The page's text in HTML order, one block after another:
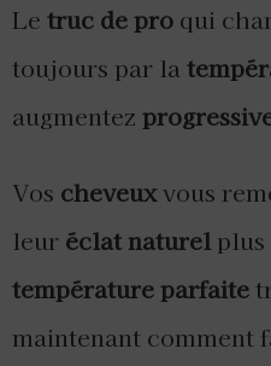
Le truc de pro qui
toujours par la
augmentez
Vos cheveuxvous
leur éclat naturel
température parfaite
maintenant comment